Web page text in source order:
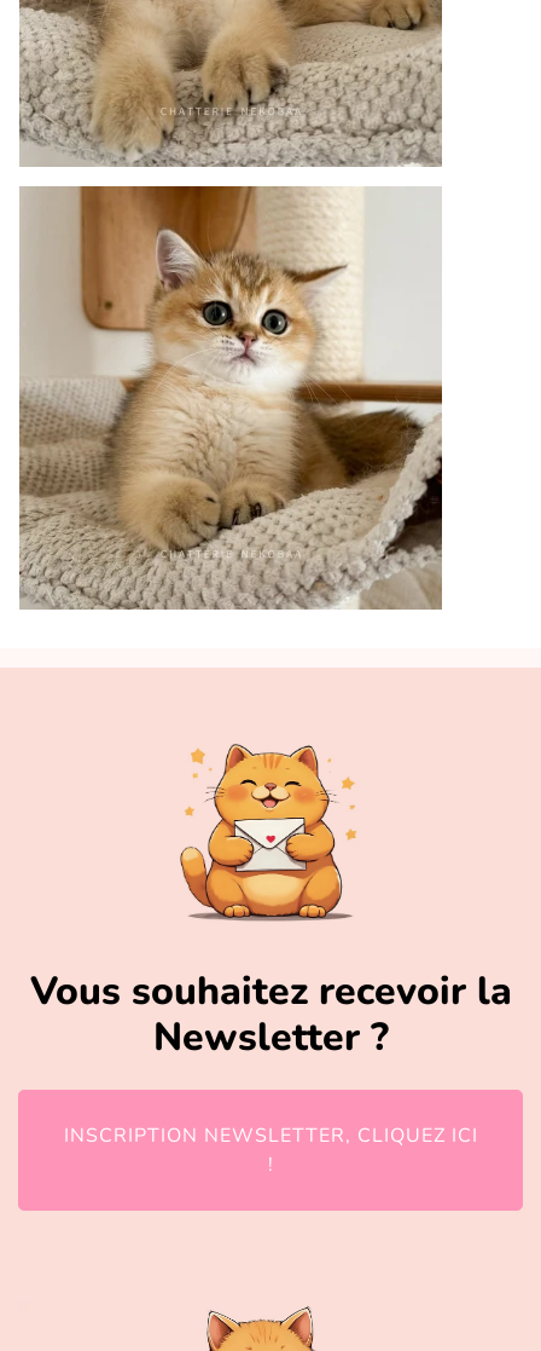
Vous souhaitez recevoir la
Newsletter ?
INSCRIPTION NEWSLETTER, CLIQUEZ ICI
!